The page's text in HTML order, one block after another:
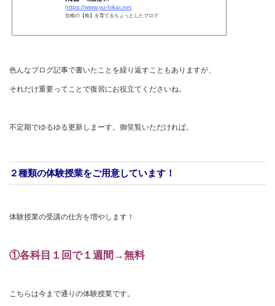
https://www.yu-hikai.net
合格の【格】を育てるちょっとしたブログ
色んなブログ記事で書いたことを繰り返すこともありますが、
それだけ重要ってことで復習にお役立てくださいね。
不定期でゆるゆる更新しまーす。御笑覧いただければ。
２種類の体験授業をご用意しています！
体験授業の受講の仕方を増やします！
①各科目１回で１週間→無料
こちらは今まで通りの体験授業です。